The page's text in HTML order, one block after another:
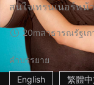
สนใจเทรนเนอร์ห
20mสาธารณรัฐเก
คำบรรยาย
English
繁體中